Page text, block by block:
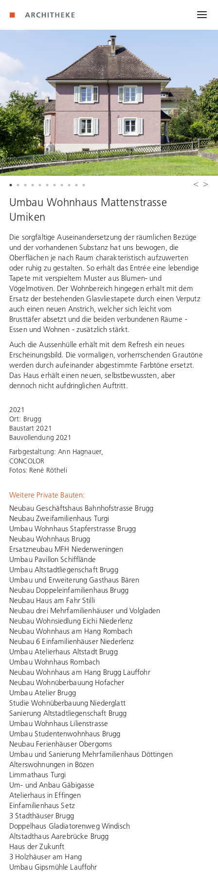
Umbau Wohnhaus Mattenstrasse
Umiken
Die sorgfältige Auseinandersetzung der räumlichen Bezüge
und der vorhandenen Substanz hat uns bewogen, die
Oberflächen je nach Raum charakteristisch aufzuwerten
oder ruhig zu gestalten. So erhält das Entrée eine lebendige
Tapete mit verspieltem Muster aus Blumen- und
Vögelmotiven. Der Wohnbereich hingegen erhält mit dem
Ersatz der bestehenden Glasvliestapete durch einen Verputz
auch einen neuen Anstrich, welcher sich leicht vom
Brusttäfer absetzt und die beiden verbundenen Räume -
Essen und Wohnen - zusätzlich stärkt.
Auch die Aussenhülle erhält mit dem Refresh ein neues
Erscheinungsbild. Die vormaligen, vorherrschenden Grautöne
werden durch aufeinander abgestimmte Farbtöne ersetzt.
Das Haus erhält einen neuen, selbstbewussten, aber
dennoch nicht aufdringlichen Auftritt.
2021
Ort: Brugg
Baustart 2021
Bauvollendung 2021
Farbgestaltung: Ann Hagnauer,
CONCOLOR
Fotos: René Rötheli
Weitere Private Bauten:
Neubau Geschäftshaus Bahnhofstrasse Brugg
Neubau Zweifamilienhaus Turgi
Umbau Wohnhaus Stapferstrasse Brugg
Neubau Wohnhaus Brugg
Ersatzneubau MFH Niederweningen
Umbau Pavillon Schifflände
Umbau Altstadtliegenschaft Brugg
Umbau und Erweiterung Gasthaus Bären
Neubau Doppeleinfamilienhaus Brugg
Neubau Haus am Fahr Stilli
Neubau drei Mehrfamilienhäuser und Volgladen
Neubau Wohnsiedlung Eichi Niederlenz
Neubau Wohnhaus am Hang Rombach
Neubau 6 Einfamilienhäuser Niederlenz
Umbau Atelierhaus Altstadt Brugg
Umbau Wohnhaus Rombach
Neubau Wohnhaus am Hang Brugg Lauffohr
Neubau Wohnüberbauung Hofacher
Umbau Atelier Brugg
Studie Wohnüberbauung Niederglatt
Sanierung Altstadtliegenschaft Brugg
Umbau Wohnhaus Lilienstrasse
Umbau Studentenwohnhaus Brugg
Neubau Ferienhäuser Obergoms
Umbau und Sanierung Mehrfamilienhaus Döttingen
Alterswohnungen in Bözen
Limmathaus Turgi
Um- und Anbau Gäbigasse
Atelierhaus in Effingen
Einfamilienhaus Setz
3 Stadthäuser Brugg
Doppelhaus Gladiatorenweg Windisch
Altstadthaus Aarebrücke Brugg
Haus der Zukunft
3 Holzhäuser am Hang
Umbau Gipsmühle Lauffohr